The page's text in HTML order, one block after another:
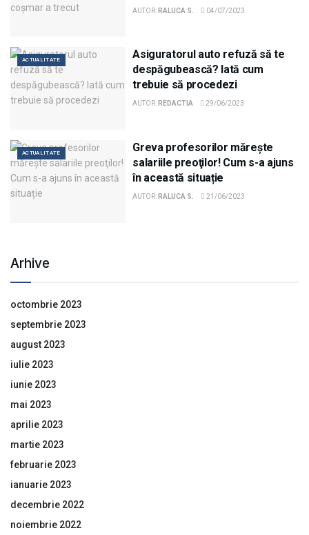
AUTOR: RALUCA S. 04/07/2023
ACTUALITATE
Asiguratorul auto refuză să te
despăgubească? Iată cum
trebuie să procedezi
AUTOR: REDACTIA 29/06/2023
ACTUALITATE
Greva profesorilor măreşte
salariile preoţilor! Cum s-a ajuns
în această situație
AUTOR: RALUCA S. 21/06/2023
Arhive
octombrie 2023
septembrie 2023
august 2023
iulie 2023
iunie 2023
mai 2023
aprilie 2023
martie 2023
februarie 2023
ianuarie 2023
decembrie 2022
noiembrie 2022